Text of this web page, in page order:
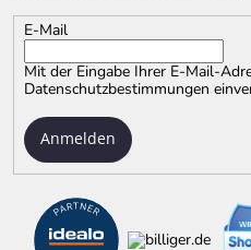
E-Mail
Mit der Eingabe Ihrer E-Mail-
Datenschutzbestimmungen
Anmelden